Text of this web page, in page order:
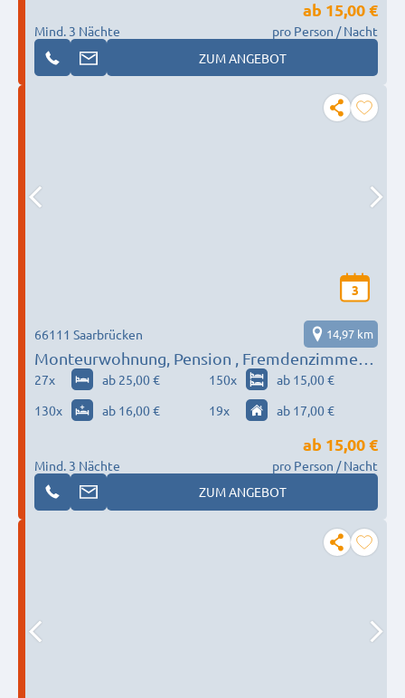
Mind. 3 Nächte
ab 15,00 €
pro Person / Nacht
ZUM ANGEBOT
3
Monteurwohnung, Pension , Fremdenzimmer
Pavan I Pavan-Rent - im gesamten Saarland, bis
250 Personen!
66111 Saarbrücken 14,97 km
27x ab 25,00 € 150x
ab 15,00 €
130x ab 16,00 € 19x ab 17,00 €
Mind. 3 Nächte
ab 15,00 €
pro Person / Nacht
ZUM ANGEBOT